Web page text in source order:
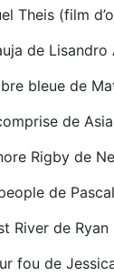
Theis (film
de Lisandro
bleue de
de
Rigby de
de
River de Ryan
fou de